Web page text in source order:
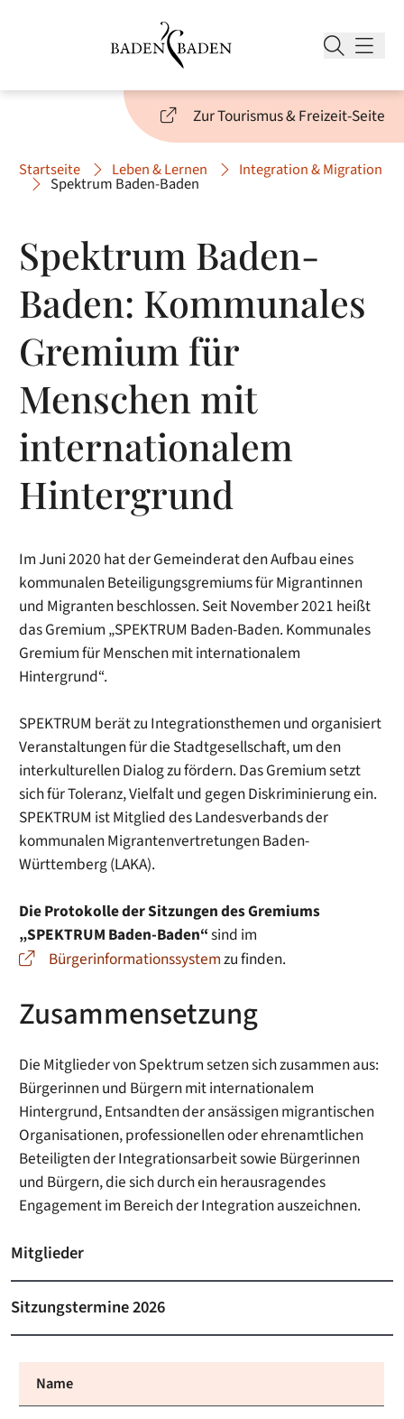
Zur Tourismus & Freizeit-Seite
Startseite Leben & Lernen Integration & Migration
Spektrum Baden-Baden
Spektrum Baden-
Baden: Kommunales
Gremium für
Menschen mit
internationalem
Hintergrund
Im Juni 2020 hat der Gemeinderat den Aufbau eines
kommunalen Beteiligungsgremiums für Migrantinnen
und Migranten beschlossen. Seit November 2021 heißt
das Gremium „SPEKTRUM Baden-Baden. Kommunales
Gremium für Menschen mit internationalem
Hintergrund“.
SPEKTRUM berät zu Integrationsthemen und organisiert
Veranstaltungen für die Stadtgesellschaft, um den
interkulturellen Dialog zu fördern. Das Gremium setzt
sich für Toleranz, Vielfalt und gegen Diskriminierung ein.
SPEKTRUM ist Mitglied des Landesverbands der
kommunalen Migrantenvertretungen Baden-
Württemberg (LAKA).
Die Protokolle der Sitzungen des Gremiums
„SPEKTRUM Baden-Baden“sind im
Bürgerinformationssystemzu finden.
Zusammensetzung
Die Mitglieder von Spektrum setzen sich zusammen aus:
Bürgerinnen und Bürgern mit internationalem
Hintergrund, Entsandten der ansässigen migrantischen
Organisationen, professionellen oder ehrenamtlichen
Beteiligten der Integrationsarbeit sowie Bürgerinnen
und Bürgern, die sich durch ein herausragendes
Engagement im Bereich der Integration auszeichnen.
Mitglieder
Sitzungstermine 2026
Name